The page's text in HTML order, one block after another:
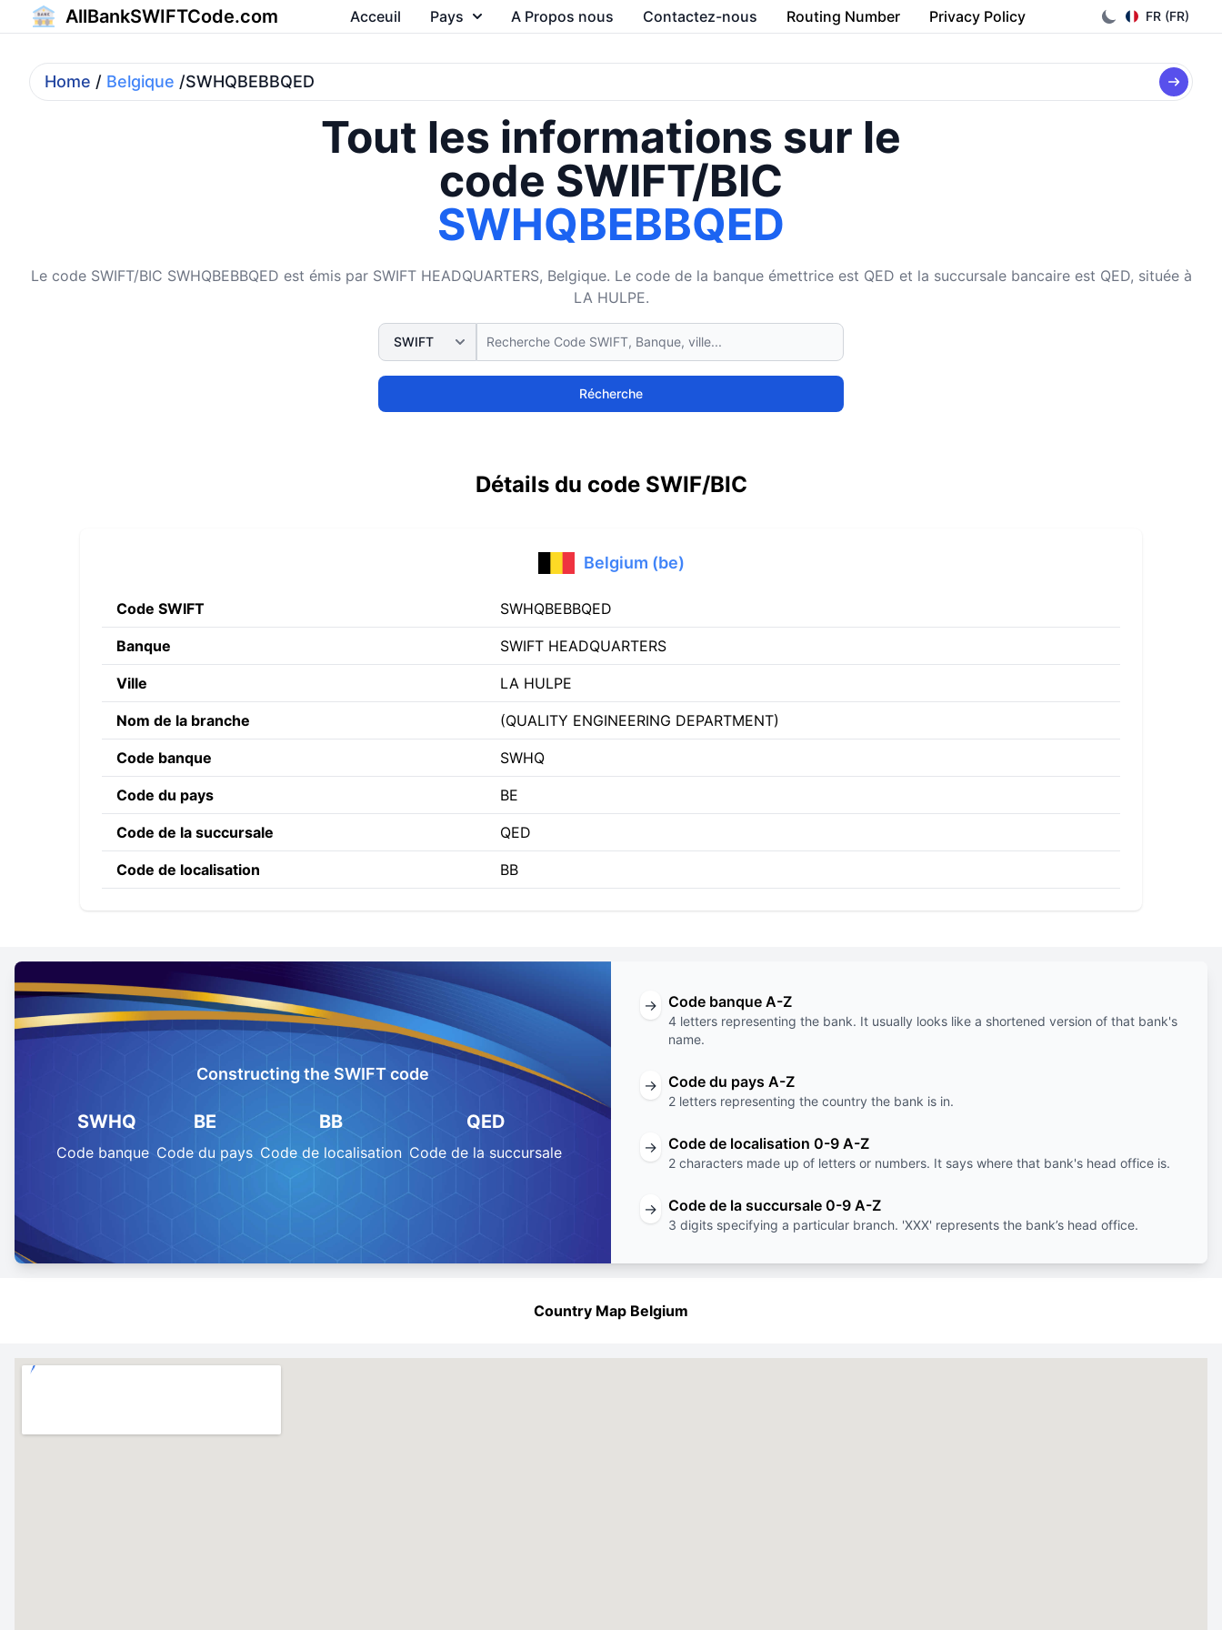
AllBankSWIFTCode.com FR (FR)
Acceuil Pays A Propos nous Contactez-nous Routing Number Privacy Policy
Home / Belgique /SWHQBEBBQED
Tout les informations sur le
code SWIFT/BIC
SWHQBEBBQED
Le code SWIFT/BIC SWHQBEBBQED est émis par SWIFT HEADQUARTERS, Belgique. Le code de la banque émettrice est QED et la succursale bancaire est QED, située à
LA HULPE.
Récherche
Détails du code SWIF/BIC
Belgium (be)
Code SWIFT SWHQBEBBQED
Banque SWIFT HEADQUARTERS
Ville LA HULPE
Nom de la branche (QUALITY ENGINEERING DEPARTMENT)
Code banque SWHQ
Code du pays BE
Code de la succursale QED
Code de localisation BB
Constructing the SWIFT code
SWHQ
Code banque
BE
Code du pays
BB
Code de localisation
QED
Code de la succursale
→ Code banque A-Z
4 letters representing the bank. It usually looks like a shortened version of that bank's
name.
→ Code du pays A-Z
2 letters representing the country the bank is in.
→ Code de localisation 0-9 A-Z
2 characters made up of letters or numbers. It says where that bank's head office is.
→ Code de la succursale 0-9 A-Z
3 digits specifying a particular branch. 'XXX' represents the bank’s head office.
Country Map Belgium